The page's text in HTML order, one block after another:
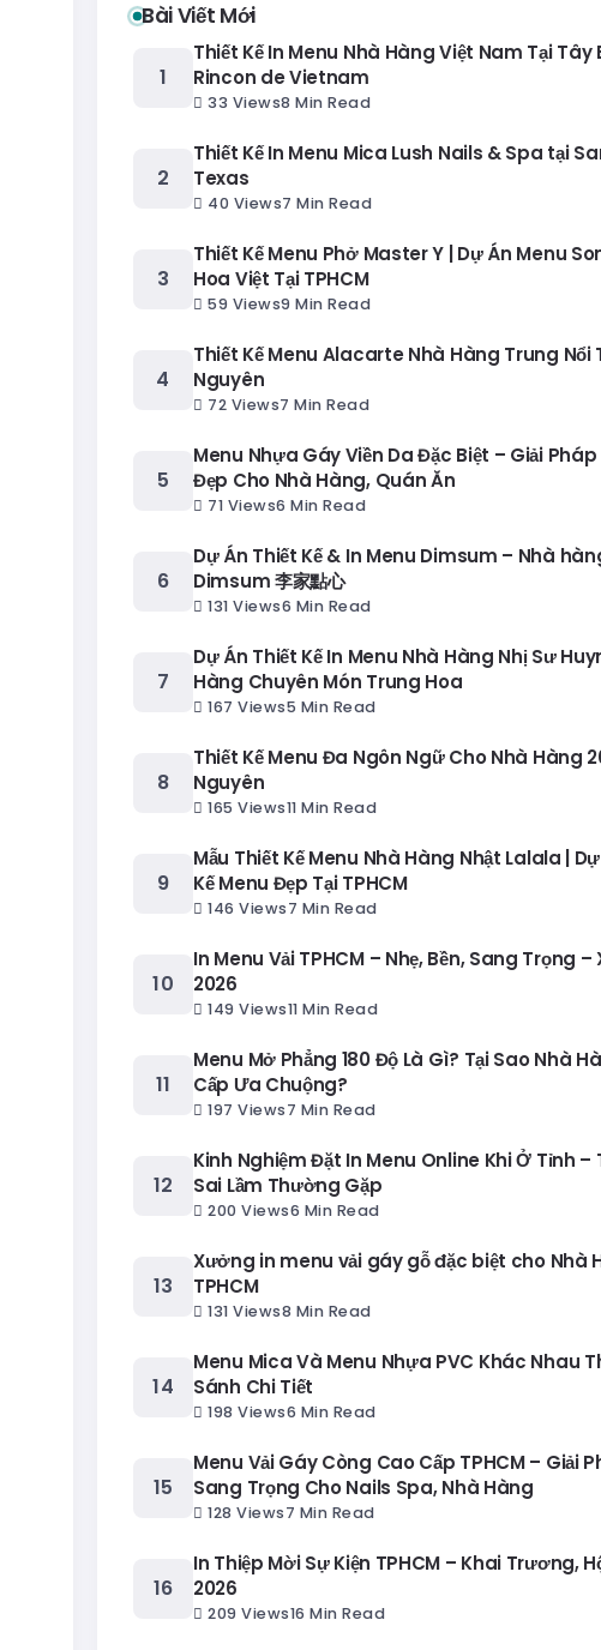
Bài Viết Mới
Thiết Kế In Menu Nhà Hàng Việt Nam Tại Tây
Rincon de Vietnam
33 Views8 Min Read
Thiết Kế In Menu Mica Lush Nails & Spa tại
Texas
40 Views7 Min Read
Thiết Kế Menu Phở Master Y | Dự Án Menu
Hoa Việt Tại TPHCM
59 Views9 Min Read
Thiết Kế Menu Alacarte Nhà Hàng Trung Nổi
Nguyên
72 Views7 Min Read
Menu Nhựa Gáy Viền Da Đặc Biệt – Giải Pháp
Đẹp Cho Nhà Hàng, Quán Ăn
71 Views6 Min Read
Dự Án Thiết Kế & In Menu Dimsum – Nhà
Dimsum 李家點心
131 Views6 Min Read
Dự Án Thiết Kế In Menu Nhà Hàng Nhị Sư
Hàng Chuyên Món Trung Hoa
167 Views5 Min Read
Thiết Kế Menu Đa Ngôn Ngữ Cho Nhà Hàng
Nguyên
165 Views11 Min Read
Mẫu Thiết Kế Menu Nhà Hàng Nhật Lalala |
Kế Menu Đẹp Tại TPHCM
146 Views7 Min Read
In Menu Vải TPHCM – Nhẹ, Bền, Sang Trọng
2026
149 Views11 Min Read
Menu Mở Phẳng 180 Độ Là Gì? Tại Sao Nhà
Cấp Ưa Chuộng?
197 Views7 Min Read
Kinh Nghiệm Đặt In Menu Online Khi Ở Tỉnh –
Sai Lầm Thường Gặp
200 Views6 Min Read
Xưởng in menu vải gáy gỗ đặc biệt cho Nhà
TPHCM
131 Views8 Min Read
Menu Mica Và Menu Nhựa PVC Khác Nhau
Sánh Chi Tiết
198 Views6 Min Read
Menu Vải Gáy Còng Cao Cấp TPHCM – Giải
Sang Trọng Cho Nails Spa, Nhà Hàng
128 Views7 Min Read
In Thiệp Mời Sự Kiện TPHCM – Khai Trương,
2026
209 Views16 Min Read